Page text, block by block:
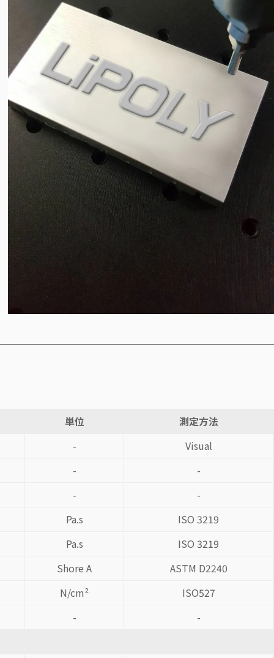
単位
測定方法
-
Visual
-
-
-
-
Pa.s
ISO 3219
Pa.s
ISO 3219
Shore A
ASTM D2240
N/cm²
ISO527
-
-